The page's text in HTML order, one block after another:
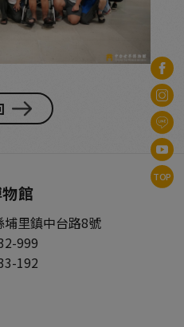
館
埔里鎮中台路8號
999
192
TOP